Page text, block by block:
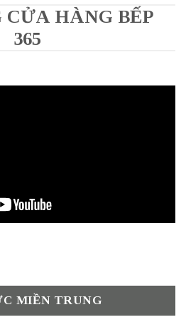
CỬA HÀNG BẾP
365
MIỀN TRUNG